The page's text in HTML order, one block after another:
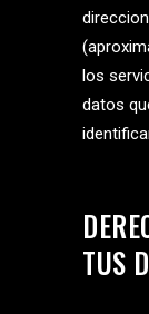
los
datos
TUS